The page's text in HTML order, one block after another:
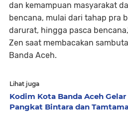
dan kemampuan masyarakat
bencana, mulai dari tahap pra
darurat, hingga pasca
Zen saat membacakan
Banda Aceh.
Lihat juga
Kodim Kota Banda Aceh
Pangkat Bintara dan